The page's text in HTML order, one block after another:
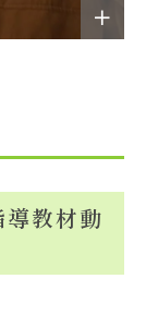
教材動